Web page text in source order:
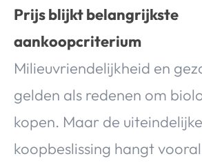
Prijs blijkt belangrijkste
aankoopcriterium
Milieuvriendelijkheid en
gelden als redenen om
kopen. Maar de uiteindelijke
koopbeslissing hangt